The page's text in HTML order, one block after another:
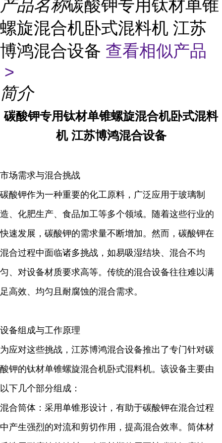
产品名称碳酸钾专用钛材单锥
螺旋混合机卧式混料机 江苏
博鸿混合设备 查看相似产品
>
简介
碳酸钾专用钛材单锥螺旋混合机卧式混料
机 江苏博鸿混合设备
市场需求与混合挑战
碳酸钾作为一种重要的化工原料，广泛应用于玻璃制
造、化肥生产、食品加工等多个领域。随着这些行业的
快速发展，碳酸钾的需求量不断增加。然而，碳酸钾在
混合过程中面临诸多挑战，如易吸湿结块、混合不均
匀、对设备材质要求高等。传统的混合设备往往难以满
足高效、均匀且耐腐蚀的混合需求。
设备组成与工作原理
为应对这些挑战，江苏博鸿混合设备推出了专门针对碳
酸钾的钛材单锥螺旋混合机卧式混料机。该设备主要由
以下几个部分组成：
混合筒体：采用单锥形设计，有助于碳酸钾在混合过程
中产生强烈的对流和剪切作用，提高混合效率。筒体材